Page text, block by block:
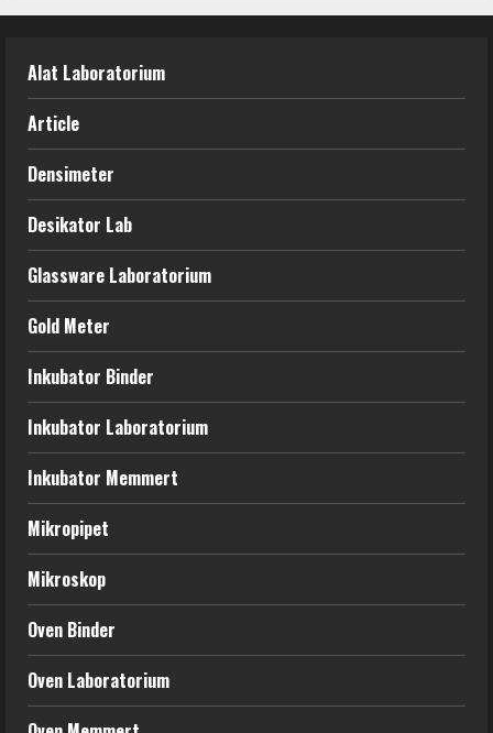
Alat Laboratorium
Article
Densimeter
Desikator Lab
Glassware Laboratorium
Gold Meter
Inkubator Binder
Inkubator Laboratorium
Inkubator Memmert
Mikropipet
Mikroskop
Oven Binder
Oven Laboratorium